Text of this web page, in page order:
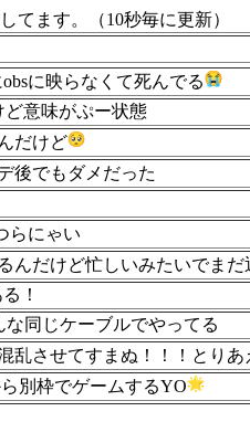
ます。（10秒毎に更新）
に映らなくて死んでる
ど意味がぷー状態
だけど
後でもダメだった
らにゃい
んだけど忙しいみたいでま
！
な同じケーブルでやってる
乱させてすまぬ！！！とり
別枠でゲームするYO